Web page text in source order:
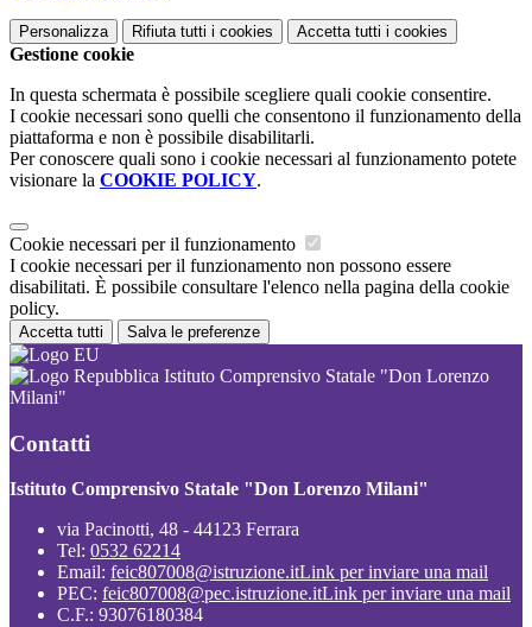
Personalizza Rifiuta tutti i cookies Accetta tutti i cookies
Gestione cookie
In questa schermata è possibile scegliere quali cookie consentire.
I cookie necessari sono quelli che consentono il funzionamento della
piattaforma e non è possibile disabilitarli.
Per conoscere quali sono i cookie necessari al funzionamento potete
visionare la COOKIE POLICY.
Cookie necessari per il funzionamento
I cookie necessari per il funzionamento non possono essere
disabilitati. È possibile consultare l'elenco nella pagina della cookie
policy.
Accetta tutti Salva le preferenze
Istituto Comprensivo Statale "Don Lorenzo
Milani"
Contatti
Istituto Comprensivo Statale "Don Lorenzo Milani"
via Pacinotti, 48 - 44123 Ferrara
Tel: 0532 62214
Email: feic807008@istruzione.itLink per inviare una mail
PEC: feic807008@pec.istruzione.itLink per inviare una mail
C.F.: 93076180384